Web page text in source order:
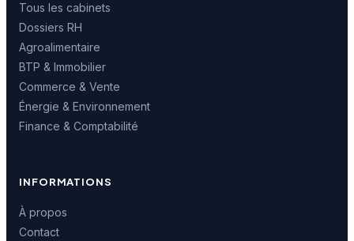
Tous les cabinets
Dossiers RH
Agroalimentaire
BTP & Immobilier
Commerce & Vente
Énergie & Environnement
Finance & Comptabilité
INFORMATIONS
À propos
Contact